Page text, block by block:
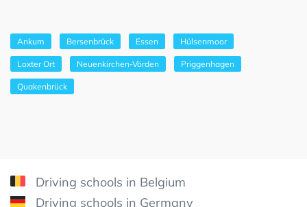
Ankum Bersenbrück Essen Hülsenmoor
Loxter Ort Neuenkirchen-Vörden Priggenhagen
Quakenbrück
Driving schools in Belgium
Driving schools in Germany